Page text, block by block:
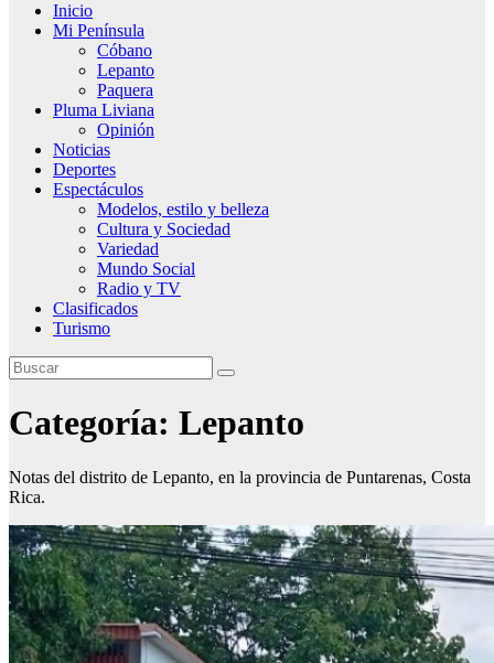
Inicio
Mi Península
Cóbano
Lepanto
Paquera
Pluma Liviana
Opinión
Noticias
Deportes
Espectáculos
Modelos, estilo y belleza
Cultura y Sociedad
Variedad
Mundo Social
Radio y TV
Clasificados
Turismo
Categoría: Lepanto
Notas del distrito de Lepanto, en la provincia de Puntarenas, Costa
Rica.